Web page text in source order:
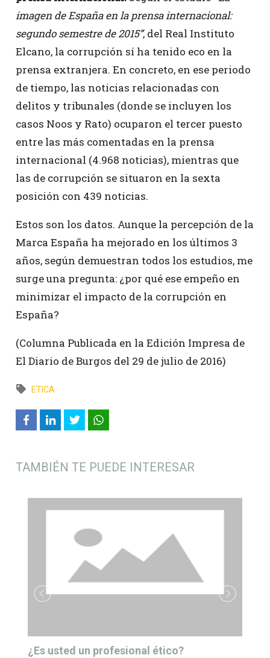
imagen de España en la prensa internacional:
segundo semestre de 2015”, del Real Instituto
Elcano, la corrupción sí ha tenido eco en la
prensa extranjera. En concreto, en ese periodo
de tiempo, las noticias relacionadas con
delitos y tribunales (donde se incluyen los
casos Noos y Rato) ocuparon el tercer puesto
entre las más comentadas en la prensa
internacional (4.968 noticias), mientras que
las de corrupción se situaron en la sexta
posición con 439 noticias.
Estos son los datos. Aunque la percepción de la
Marca España ha mejorado en los últimos 3
años, según demuestran todos los estudios, me
surge una pregunta: ¿por qué ese empeño en
minimizar el impacto de la corrupción en
España?
(Columna Publicada en la Edición Impresa de
El Diario de Burgos del 29 de julio de 2016)
ETICA
TAMBIÉN TE PUEDE INTERESAR
¿Es usted un profesional ético?